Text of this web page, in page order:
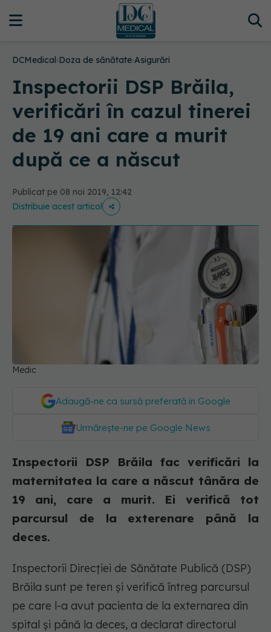
DCMedical›Doza de sănătate›Asigurări
Inspectorii DSP Brăila,
verificări în cazul tinerei
de 19 ani care a murit
după ce a născut
Publicat pe 08 noi 2019, 12:42
Distribuie acest articol
Medic
Adaugă-ne ca sursă preferată în Google
Urmărește-ne pe Google News
Inspectorii DSP Brăila fac verificări la
maternitatea la care a născut tânăra de
19 ani, care a murit. Ei verifică tot
parcursul de la exterenare până la
deces.
Inspectorii Direcţiei de Sănătate Publică (DSP)
Brăila sunt pe teren şi verifică întreg parcursul
pe care l-a avut pacienta de la externarea din
spital şi până la deces, a declarat directorul